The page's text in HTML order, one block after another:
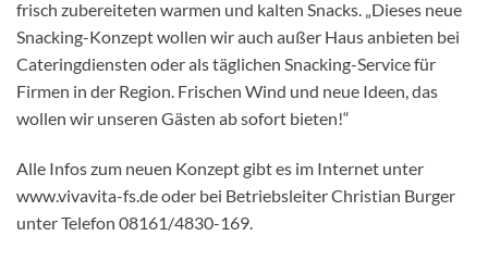
frisch zubereiteten warmen und kalten Snacks. „Dieses neue
Snacking-Konzept wollen wir auch außer Haus anbieten bei
Cateringdiensten oder als täglichen Snacking-Service für
Firmen in der Region. Frischen Wind und neue Ideen, das
wollen wir unseren Gästen ab sofort bieten!“
Alle Infos zum neuen Konzept gibt es im Internet unter
www.vivavita-fs.de oder bei Betriebsleiter Christian Burger
unter Telefon 08161/4830-169.